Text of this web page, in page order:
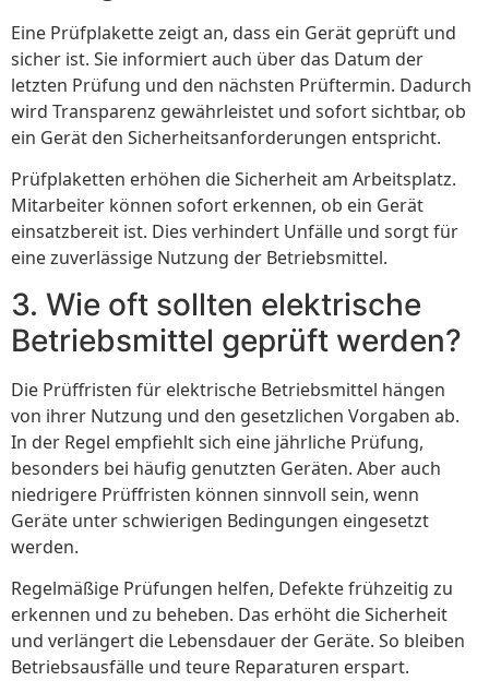
Eine Prüfplakette zeigt an, dass ein Gerät geprüft und
sicher ist. Sie informiert auch über das Datum der
letzten Prüfung und den nächsten Prüftermin. Dadurch
wird Transparenz gewährleistet und sofort sichtbar, ob
ein Gerät den Sicherheitsanforderungen entspricht.
Prüfplaketten erhöhen die Sicherheit am Arbeitsplatz.
Mitarbeiter können sofort erkennen, ob ein Gerät
einsatzbereit ist. Dies verhindert Unfälle und sorgt für
eine zuverlässige Nutzung der Betriebsmittel.
3. Wie oft sollten elektrische
Betriebsmittel geprüft werden?
Die Prüffristen für elektrische Betriebsmittel hängen
von ihrer Nutzung und den gesetzlichen Vorgaben ab.
In der Regel empfiehlt sich eine jährliche Prüfung,
besonders bei häufig genutzten Geräten. Aber auch
niedrigere Prüffristen können sinnvoll sein, wenn
Geräte unter schwierigen Bedingungen eingesetzt
werden.
Regelmäßige Prüfungen helfen, Defekte frühzeitig zu
erkennen und zu beheben. Das erhöht die Sicherheit
und verlängert die Lebensdauer der Geräte. So bleiben
Betriebsausfälle und teure Reparaturen erspart.